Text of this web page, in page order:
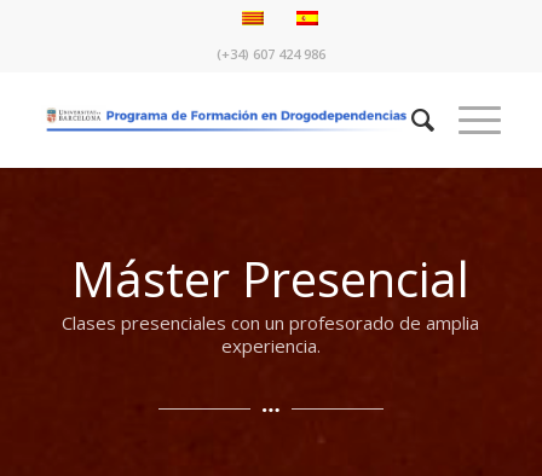
(+34) 607 424 986
Máster Presencial
Clases presenciales con un profesorado de amplia
experiencia.